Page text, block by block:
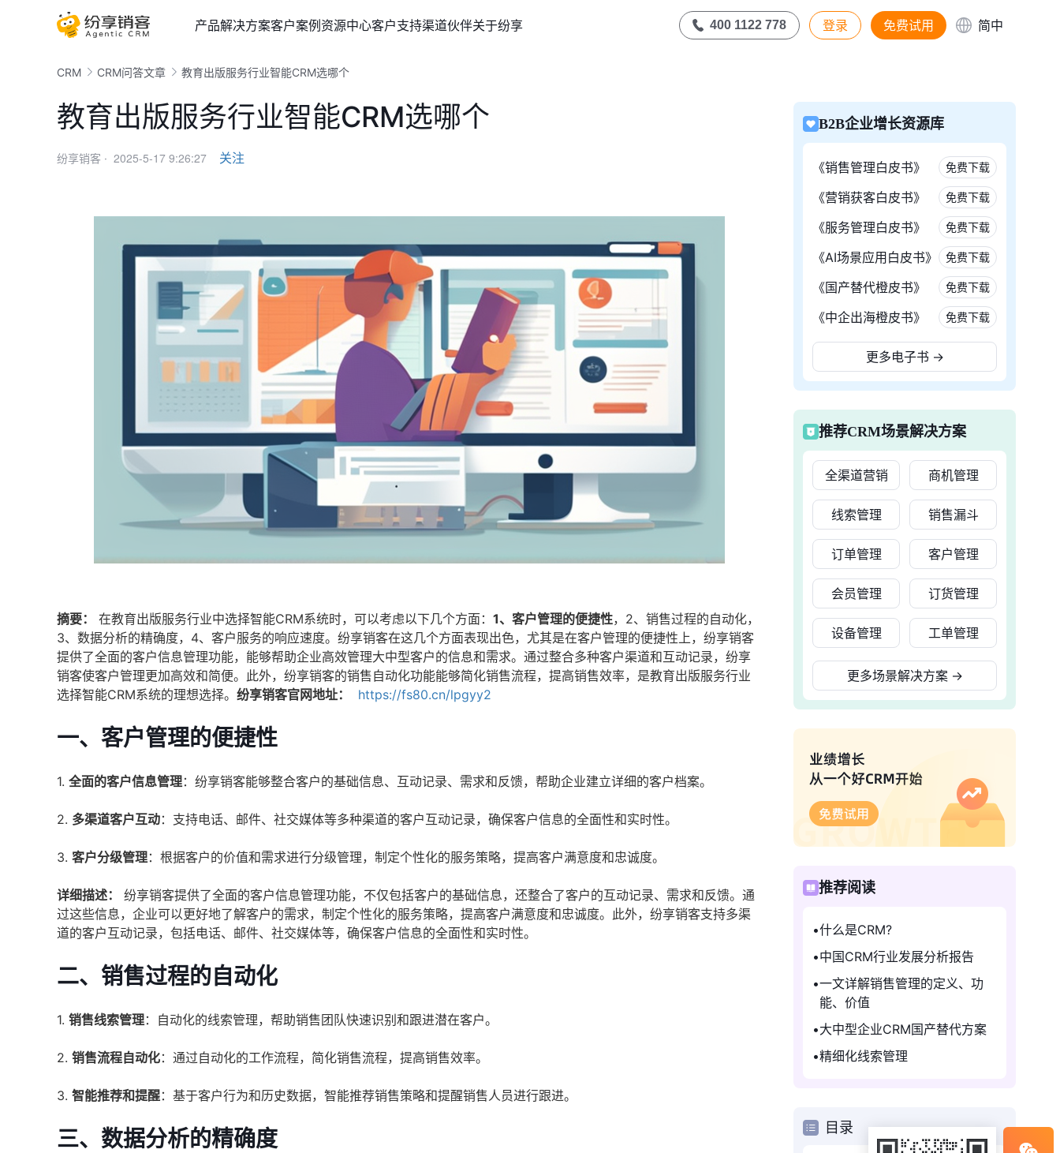
产品解决方案客户案例资源中心客户支持渠道伙伴关于纷享 400 1122 778 登录 免费试用 简中
CRM CRM问答文章 教育出版服务行业智能CRM选哪个
教育出版服务行业智能CRM选哪个
纷享销客 · 2025-5-17 9:26:27 关注
摘要： 在教育出版服务行业中选择智能CRM系统时，可以考虑以下几个方面： 1、客户管理的便捷性，2、销售过程的自动化，
3、数据分析的精确度，4、客户服务的响应速度。纷享销客在这几个方面表现出色，尤其是在客户管理的便捷性上，纷享销客
提供了全面的客户信息管理功能，能够帮助企业高效管理大中型客户的信息和需求。通过整合多种客户渠道和互动记录，纷享
销客使客户管理更加高效和简便。此外，纷享销客的销售自动化功能能够简化销售流程，提高销售效率，是教育出版服务行业
选择智能CRM系统的理想选择。 纷享销客官网地址： https://fs80.cn/lpgyy2
一、客户管理的便捷性
1. 全面的客户信息管理：纷享销客能够整合客户的基础信息、互动记录、需求和反馈，帮助企业建立详细的客户档案。
2. 多渠道客户互动：支持电话、邮件、社交媒体等多种渠道的客户互动记录，确保客户信息的全面性和实时性。
3. 客户分级管理：根据客户的价值和需求进行分级管理，制定个性化的服务策略，提高客户满意度和忠诚度。
详细描述：
纷享销客提供了全面的客户信息管理功能，不仅包括客户的基础信息，还整合了客户的互动记录、需求和反馈。通
过这些信息，企业可以更好地了解客户的需求，制定个性化的服务策略，提高客户满意度和忠诚度。此外，纷享销客支持多渠
道的客户互动记录，包括电话、邮件、社交媒体等，确保客户信息的全面性和实时性。
二、销售过程的自动化
1. 销售线索管理：自动化的线索管理，帮助销售团队快速识别和跟进潜在客户。
2. 销售流程自动化：通过自动化的工作流程，简化销售流程，提高销售效率。
3. 智能推荐和提醒：基于客户行为和历史数据，智能推荐销售策略和提醒销售人员进行跟进。
三、数据分析的精确度
B2B企业增长资源库
《销售管理白皮书》 免费下载
《营销获客白皮书》 免费下载
《服务管理白皮书》 免费下载
《AI场景应用白皮书》 免费下载
《国产替代橙皮书》 免费下载
《中企出海橙皮书》 免费下载
更多电子书 →
推荐CRM场景解决方案
全渠道营销 商机管理
线索管理 销售漏斗
订单管理 客户管理
会员管理 订货管理
设备管理 工单管理
更多场景解决方案 →
推荐阅读
什么是CRM?
中国CRM行业发展分析报告
一文详解销售管理的定义、功
能、价值
大中型企业CRM国产替代方案
精细化线索管理
目录